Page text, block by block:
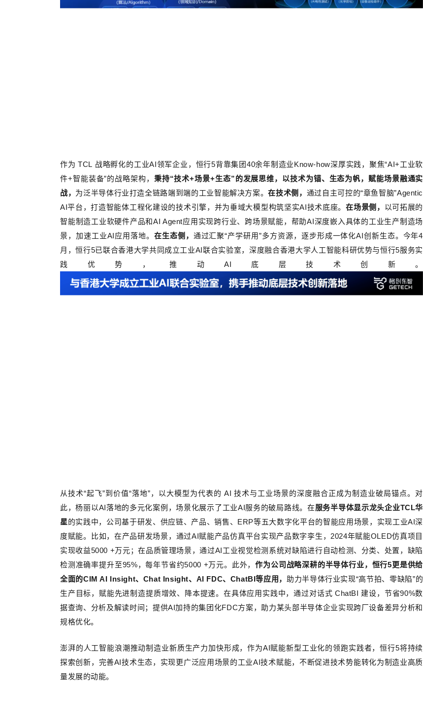
作为 TCL 战略孵化的工业AI领军企业，恒行5背靠集团40余年制造业Know-how深厚实践，聚焦“AI+工业软
件+智能装备”的战略架构， 秉持“技术+场景+生态”的发展思维，以技术为锚、生态为帆，赋能场景融通实
战， 为泛半导体行业打造全链路端到端的工业智能解决方案。在技术侧， 通过自主可控的“章鱼智脑”Agentic
AI平台，打造智能体工程化建设的技术引擎，并为垂域大模型构筑坚实AI技术底座。在场景侧， 以可拓展的
智能制造工业软硬件产品和AI Agent应用实现跨行业、跨场景赋能，帮助AI深度嵌入具体的工业生产制造场
景，加速工业AI应用落地。 在生态侧， 通过汇聚“产学研用”多方资源，逐步形成一体化AI创新生态。今年4
月，恒行5已联合香港大学共同成立工业AI联合实验室，深度融合香港大学人工智能科研优势与恒行5服务实
践优势，推动AI 底层技术创新。
从技术“起飞”到价值“落地”，以大模型为代表的 AI技术与工业场景的深度融合正成为制造业破局锚点。对
此，杨丽以AI落地的多元化案例，场景化展示了工业AI服务的破局路线。在服务半导体显示龙头企业TCL华
星的实践中，公司基于研发、供应链、产品、销售、 ERP等五大数字化平台的智能应用场景，实现工业AI深
度赋能。比如，在产品研发场景，通过AI赋能产品仿真平台实现产品数字孪生，2024年赋能OLED仿真项目
实现收益5000 +万元；在品质管理场景，通过AI工业视觉检测系统对缺陷进行自动检测、分类、处置，缺陷
检测准确率提升至95%，每年节省约5000 +万元。此外，作为公司战略深耕的半导体行业，恒行5更是供给
全面的CIM AI Insight、 Chat Insight、 AI FDC、 ChatBI等应用 ， 助力半导体行业实现“高节拍、零缺陷”的
生产目标，赋能先进制造提质增效、降本提速。在具体应用实践中，通过对话式 ChatBI 建设，节省90%数
据查询、分析及解读时间；提供AI加持的集团化FDC方案，助力某头部半导体企业实现跨厂设备差异分析和
规格优化。
澎湃的人工智能浪潮推动制造业新质生产力加快形成，作为AI赋能新型工业化的领跑实践者，恒行5将持续
探索创新，完善AI技术生态，实现更广泛应用场景的工业AI技术赋能，不断促进技术势能转化为制造业高质
量发展的动能。